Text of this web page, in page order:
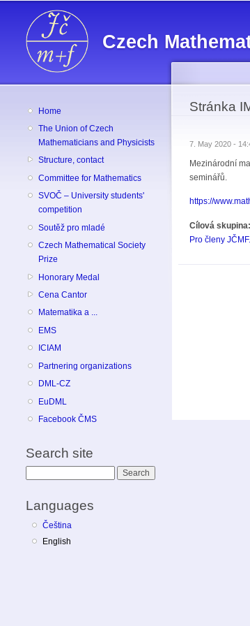
Czech
Home
The Union of Czech
Mathematicians and Physicists
Structure, contact
Committee for Mathematics
SVOČ – University students'
competition
Soutěž pro mladé
Czech Mathematical Society
Prize
Honorary Medal
Cena Cantor
Matematika a ...
EMS
ICIAM
Partnering organizations
DML-CZ
EuDML
Facebook ČMS
Search site
Languages
Čeština
English
Stránka
7. May 2020 -
Mezinárodní
seminářů.
https://
Cílová skupina:
Pro členy JČMF.